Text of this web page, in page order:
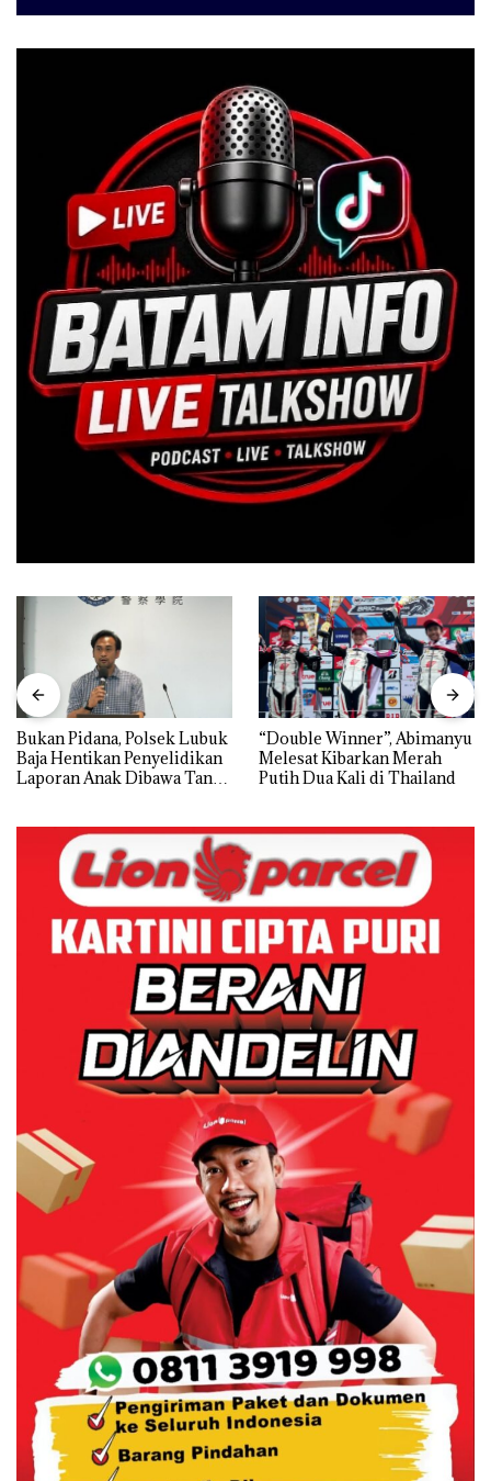
Bukan Pidana, Polsek Lubuk
Baja Hentikan Penyelidikan
Laporan Anak Dibawa Tanpa
“Double Winner”, Abimanyu
Melesat Kibarkan Merah
Putih Dua Kali di Thailand